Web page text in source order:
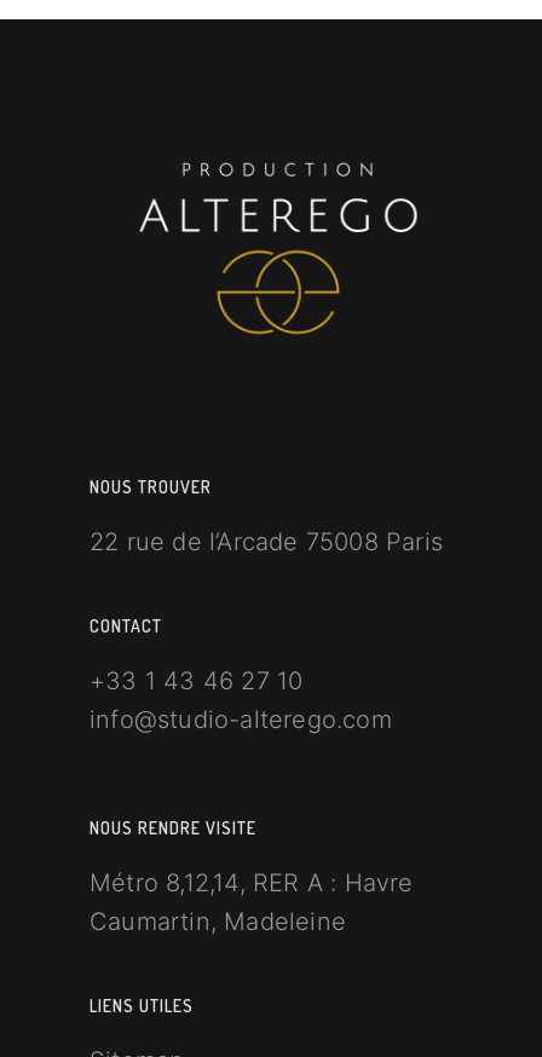
NOUS TROUVER
22 rue de l’Arcade 75008 Paris
CONTACT
+33 1 43 46 27 10
info@studio-alterego.com
NOUS RENDRE VISITE
Métro 8,12,14, RER A : Havre
Caumartin, Madeleine
LIENS UTILES